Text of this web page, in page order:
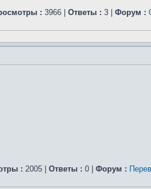
: 3966 | Ответы : 3 | Форум :
: 2005 | Ответы : 0 | Форум :